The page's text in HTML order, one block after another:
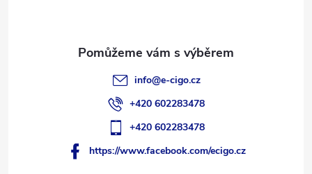
info@e-cigo.cz
+420 602283478
+420 602283478
https://www.facebook.com/ecigo.cz